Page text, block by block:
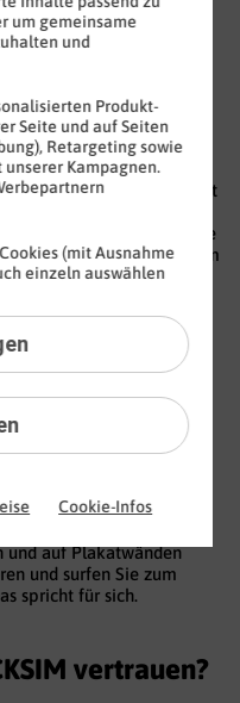
im Internet an,
als Teil unserer Kundschaft
in Form von günstigen
Sie nicht auf Service
ist unser Service-Team
für Sie da. Gut und
in Deutschland.
können wir auf
und auf Plakatwänden
und surfen Sie zum
spricht für sich.
vertrauen?
um gemeinsame
und
Produkt-
Seite und auf Seiten
Retargeting sowie
Kampagnen.
(mit Ausnahme
einzeln auswählen
Cookie-Infos